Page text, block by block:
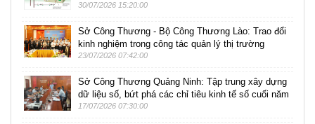
30/07/2026 15:20:00
Sở Công Thương - Bộ Công Thương Lào: Trao đổi
kinh nghiệm trong công tác quản lý thị trường
23/07/2026 07:42:00
Sở Công Thương Quảng Ninh: Tập trung xây dựng
dữ liệu số, bứt phá các chỉ tiêu kinh tế số cuối năm
17/07/2026 07:30:00